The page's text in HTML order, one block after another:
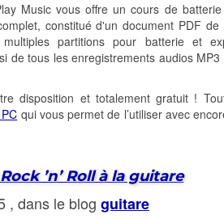
Music vous offre un cours de
constitué d'un document PDF de
partitions pour batterie et
de tous les enregistrements audios MP3
disposition et totalement gratuit !
qui vous permet de l’utiliser avec
’n’ Roll à la guitare
, dans le blog guitare